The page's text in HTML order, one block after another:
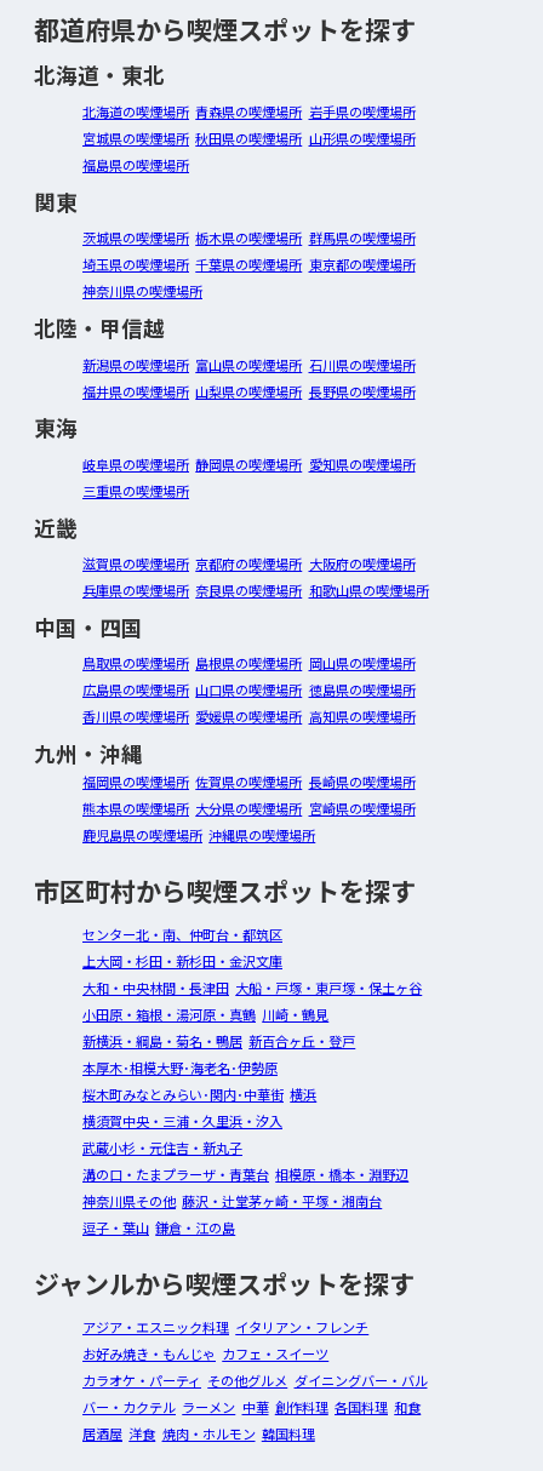
都道府県から喫煙スポットを探す
北海道・東北
北海道の喫煙場所 青森県の喫煙場所 岩手県の喫煙場所
宮城県の喫煙場所 秋田県の喫煙場所 山形県の喫煙場所
福島県の喫煙場所
関東
茨城県の喫煙場所 栃木県の喫煙場所 群馬県の喫煙場所
埼玉県の喫煙場所 千葉県の喫煙場所 東京都の喫煙場所
神奈川県の喫煙場所
北陸・甲信越
新潟県の喫煙場所 富山県の喫煙場所 石川県の喫煙場所
福井県の喫煙場所 山梨県の喫煙場所 長野県の喫煙場所
東海
岐阜県の喫煙場所 静岡県の喫煙場所 愛知県の喫煙場所
三重県の喫煙場所
近畿
滋賀県の喫煙場所 京都府の喫煙場所 大阪府の喫煙場所
兵庫県の喫煙場所 奈良県の喫煙場所 和歌山県の喫煙場所
中国・四国
鳥取県の喫煙場所 島根県の喫煙場所 岡山県の喫煙場所
広島県の喫煙場所 山口県の喫煙場所 徳島県の喫煙場所
香川県の喫煙場所 愛媛県の喫煙場所 高知県の喫煙場所
九州・沖縄
福岡県の喫煙場所 佐賀県の喫煙場所 長崎県の喫煙場所
熊本県の喫煙場所 大分県の喫煙場所 宮崎県の喫煙場所
鹿児島県の喫煙場所 沖縄県の喫煙場所
市区町村から喫煙スポットを探す
センター北・南、仲町台・都筑区
上大岡・杉田・新杉田・金沢文庫
大和・中央林間・長津田 大船・戸塚・東戸塚・保土ヶ谷
小田原・箱根・湯河原・真鶴 川崎・鶴見
新横浜・綱島・菊名・鴨居 新百合ヶ丘・登戸
本厚木･相模大野･海老名･伊勢原
桜木町みなとみらい･関内･中華街 横浜
横須賀中央・三浦・久里浜・汐入
武蔵小杉・元住吉・新丸子
溝の口・たまプラーザ・青葉台 相模原・橋本・淵野辺
神奈川県その他 藤沢・辻堂茅ヶ崎・平塚・湘南台
逗子・葉山 鎌倉・江の島
ジャンルから喫煙スポットを探す
アジア・エスニック料理 イタリアン・フレンチ
お好み焼き・もんじゃ カフェ・スイーツ
カラオケ・パーティ その他グルメ ダイニングバー・バル
バー・カクテル ラーメン 中華 創作料理 各国料理 和食
居酒屋 洋食 焼肉・ホルモン 韓国料理